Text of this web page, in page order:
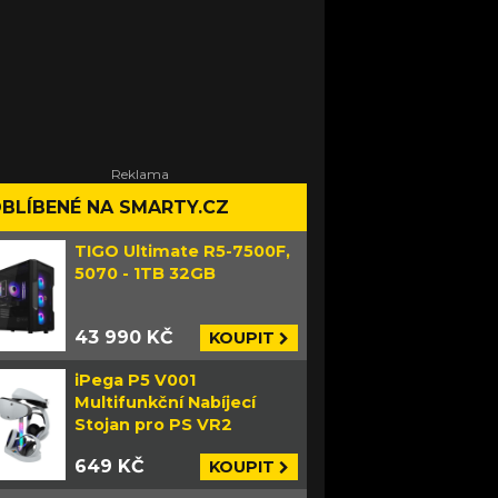
NA SMARTY.CZ
TIGO Ultimate R5-7500F,
5070 - 1TB 32GB
43 990 KČ KOUPIT
iPega P5 V001
Multifunkční Nabíjecí
Stojan pro PS VR2
649 KČ KOUPIT